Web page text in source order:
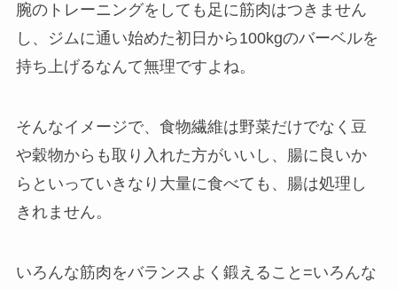
腕のトレーニングをしても足に筋肉はつきません
し、ジムに通い始めた初日から100kgのバーベルを
持ち上げるなんて無理ですよね。
そんなイメージで、食物繊維は野菜だけでなく豆
や穀物からも取り入れた方がいいし、腸に良いか
らといっていきなり大量に食べても、腸は処理し
きれません。
いろんな筋肉をバランスよく鍛えること=いろんな